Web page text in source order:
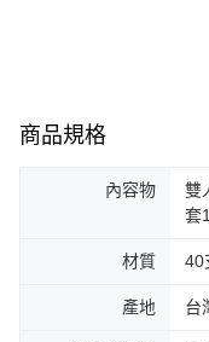
商品規格
內容物
雙
套
材質 40
產地 台